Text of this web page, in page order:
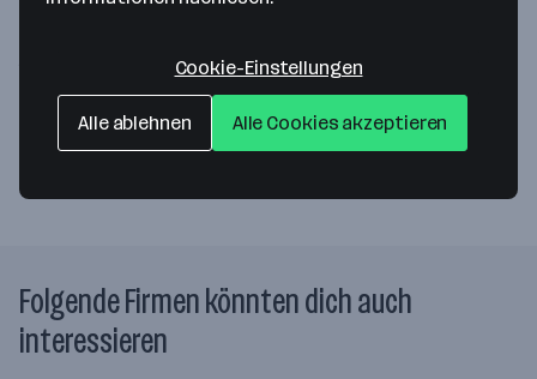
— Route berechnen
Website
Folgende Firmen könnten dich auch
interessieren
Cookie-Einstellungen
Alle ablehnen Alle Cookies akzeptieren